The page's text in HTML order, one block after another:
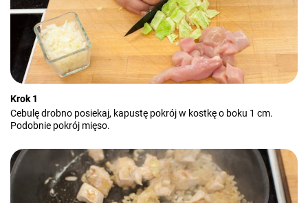
Krok 1
Cebulę drobno posiekaj, kapustę pokrój w kostkę o boku 1 cm.
Podobnie pokrój mięso.